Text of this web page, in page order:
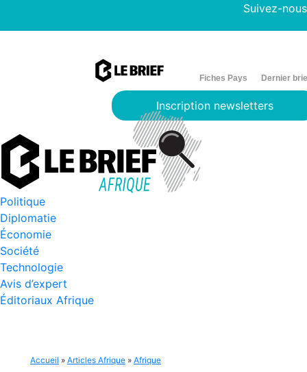
Suivez-nous
Fiches Pays Dernier
Inscription newsletters
Politique
Diplomatie
Économie
Société
Technologie
Avis d’expert
Éditoriaux Afrique
Accueil » Articles Afrique » Afrique